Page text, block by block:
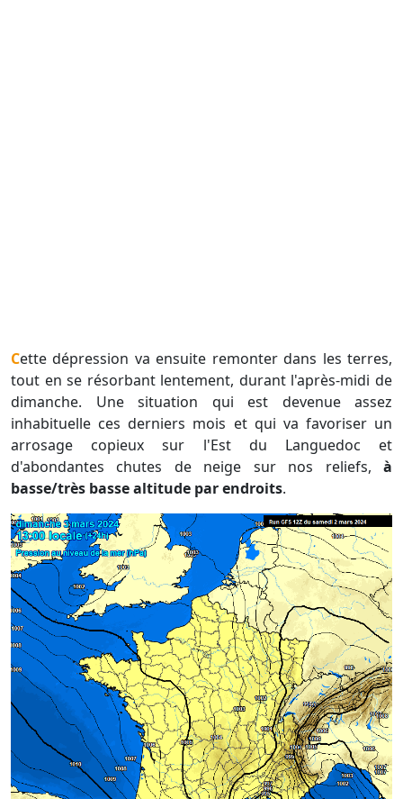
Cette dépression va ensuite remonter dans les terres,
tout en se résorbant lentement, durant l'après-midi de
dimanche. Une situation qui est devenue assez
inhabituelle ces derniers mois et qui va favoriser un
arrosage copieux sur l'Est du Languedoc et
d'abondantes chutes de neige sur nos reliefs, à
basse/très basse altitude par endroits.